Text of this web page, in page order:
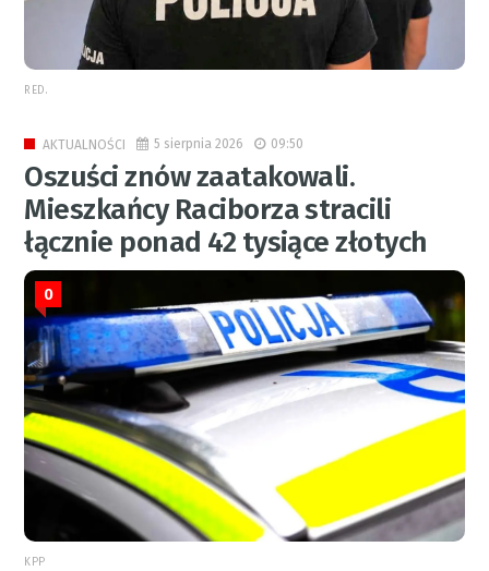
RED.
AKTUALNOŚCI 5 sierpnia 2026 09:50
Oszuści znów zaatakowali.
Mieszkańcy Raciborza stracili
łącznie ponad 42 tysiące złotych
0
KPP